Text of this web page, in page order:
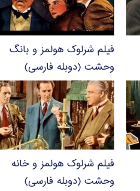
فیلم شرلوک هولمز و بانگ
وحشت (دوبله فارسی)
فیلم شرلوک هولمز و خانه
وحشت (دوبله فارسی)